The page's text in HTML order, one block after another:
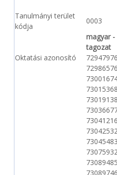
Tanulmányi terület
kódja
0003
magyar -
tagozat
Oktatási azonosító